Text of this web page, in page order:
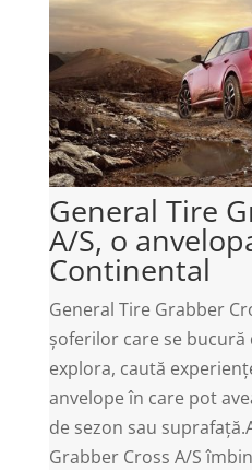
General Tire
A/S, o
Continental
General Tire Grabber
șoferilor care se bucură
explora, caută
anvelope în care pot
de sezon sau
Grabber Cross A/S